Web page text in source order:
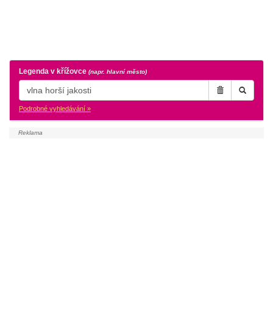
Legenda v křížovce (napr. hlavní město)
Podrobné vyhledávání »